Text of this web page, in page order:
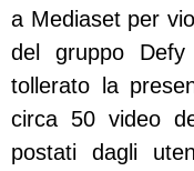
a Mediaset per
del gruppo
tollerato la
circa 50 video
postati dagli